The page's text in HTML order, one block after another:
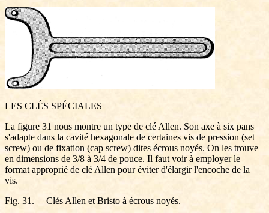
LES CLÉS SPÉCIALES
La figure 31 nous montre un type de clé Allen. Son axe à six pans
s'adapte dans la cavité hexagonale de certaines vis de pression (set
screw) ou de fixation (cap screw) dites écrous noyés. On les trouve
en dimensions de 3/8 à 3/4 de pouce. Il faut voir à employer le
format approprié de clé Allen pour éviter d'élargir l'encoche de la
vis.
Fig. 31.— Clés Allen et Bristo à écrous noyés.